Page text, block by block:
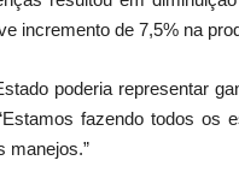
incremento de 7,5% na
poderia representar
fazendo todos os
manejos.”